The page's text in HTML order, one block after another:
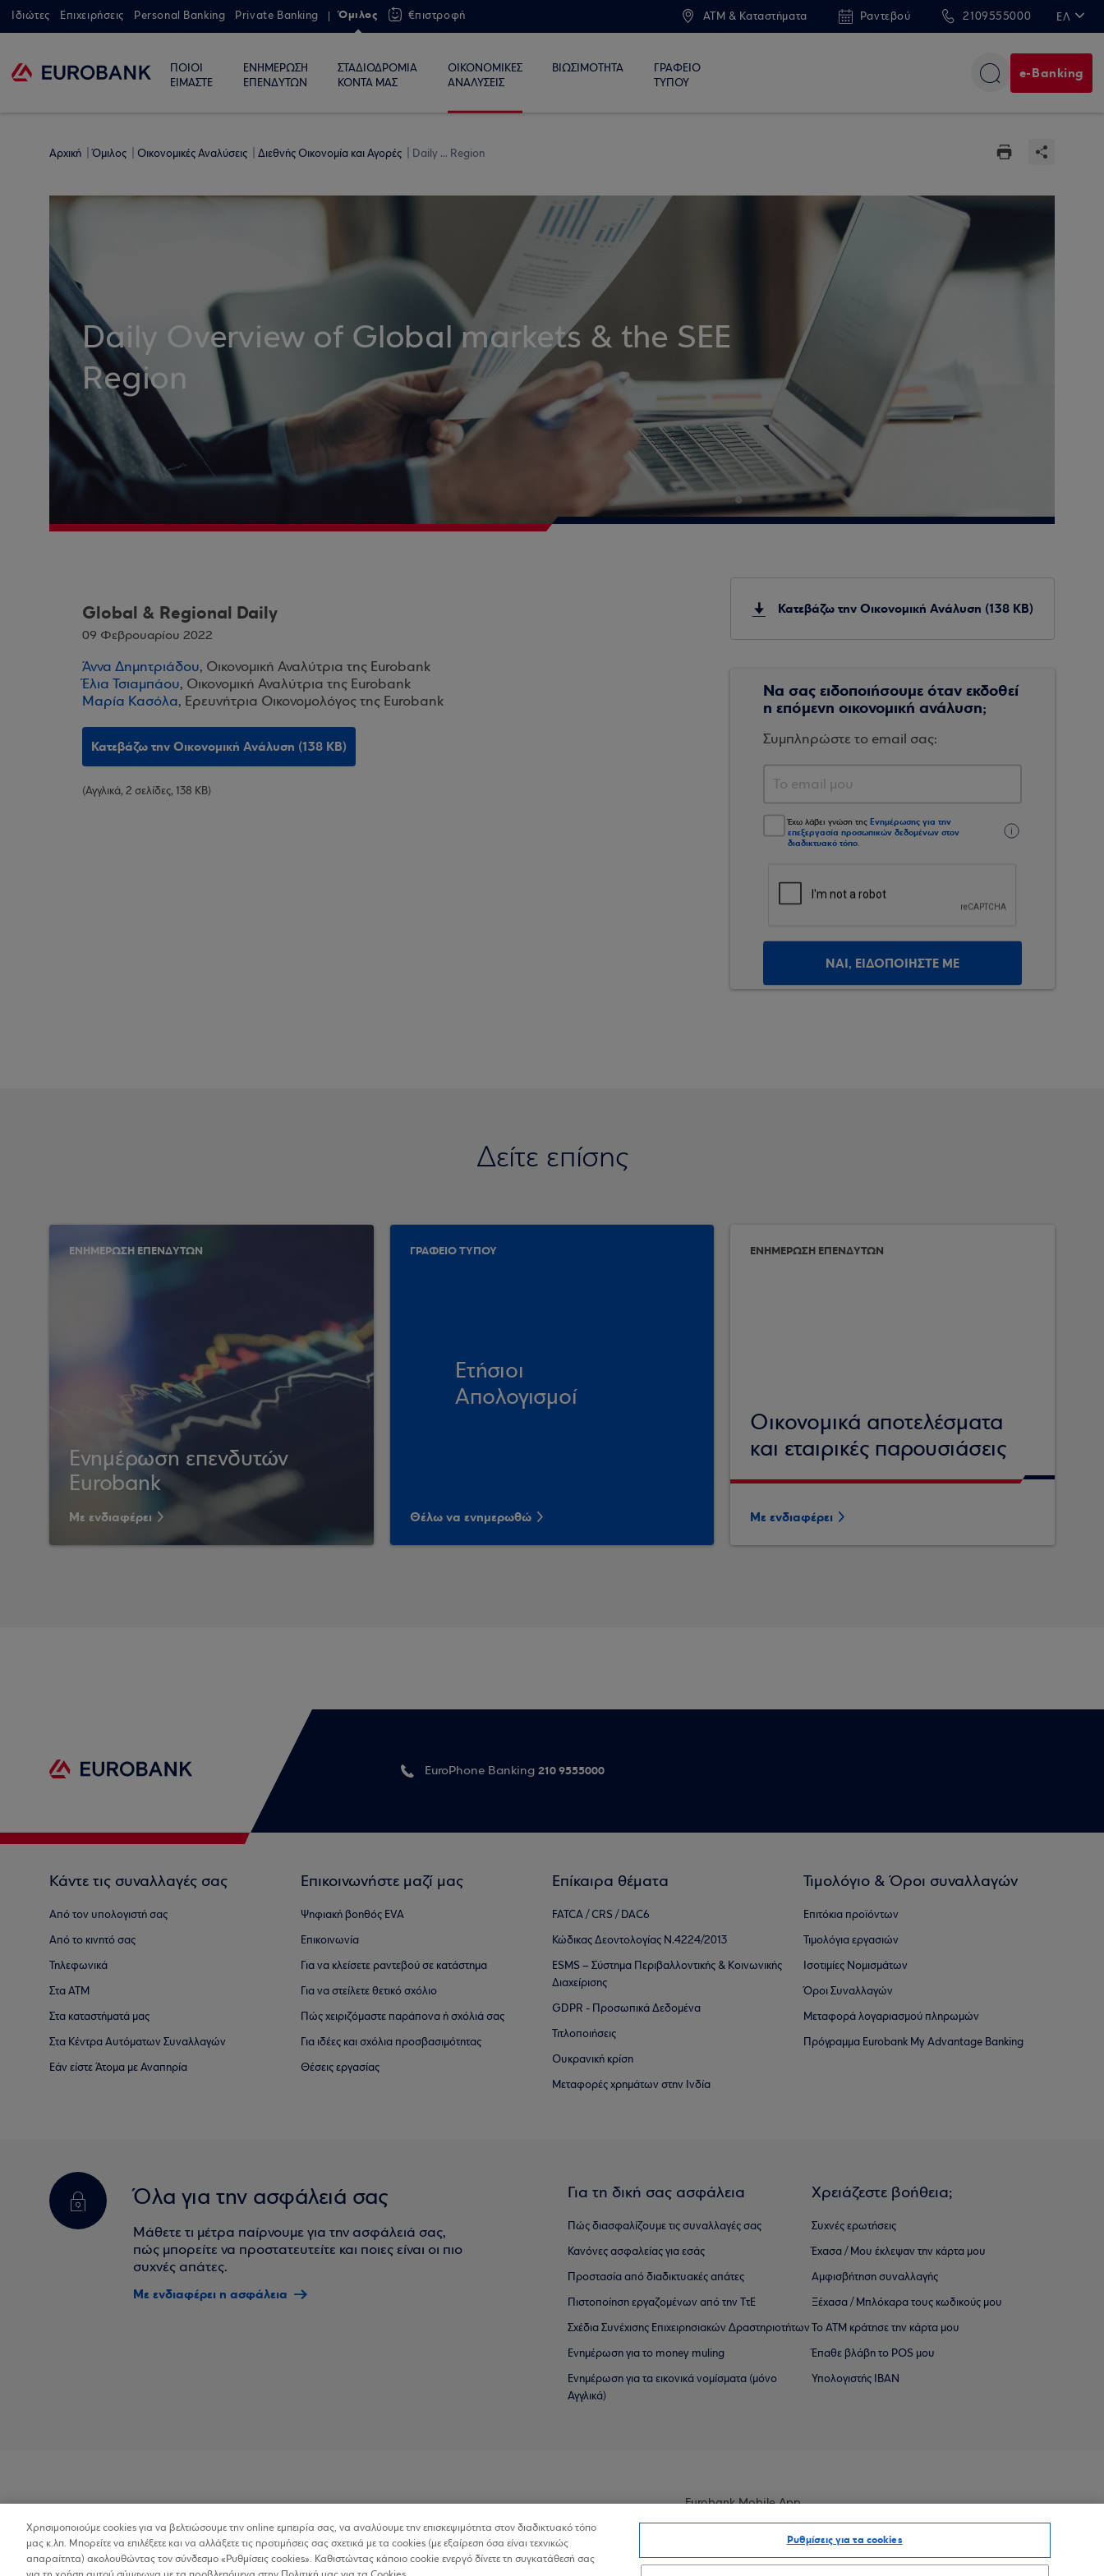
Ιδιώτες Επιχειρήσεις Personal Banking Private Banking Όμιλος €πιστροφή ATM & Καταστήματα Ραντεβού 2109555000 ΕΛ
ΠΟΙΟΙ
ΕΙΜΑΣΤΕ
ΕΝΗΜΕΡΩΣΗ
ΕΠΕΝΔΥΤΩΝ
ΣΤΑΔΙΟΔΡΟΜΙΑ
ΚΟΝΤΑ ΜΑΣ
ΟΙΚΟΝΟΜΙΚΕΣ
ΑΝΑΛΥΣΕΙΣ
ΒΙΩΣΙΜΟΤΗΤΑ
ΓΡΑΦΕΙΟ
ΤΥΠΟΥ
e-Banking
Αρχική Όμιλος Οικονομικές Αναλύσεις Διεθνής Οικονομία και Αγορές Daily ... Region
Daily Overview of Global markets & the SEE
Region
Global & Regional Daily
09 Φεβρουαρίου 2022
Άννα Δημητριάδου, Οικονομική Αναλύτρια της Eurobank
Έλια Τσιαμπάου, Οικονομική Αναλύτρια της Eurobank
Μαρία Κασόλα, Ερευνήτρια Οικονομολόγος της Eurobank
Κατεβάζω την Οικονομική Ανάλυση (138 KB)
(Αγγλικά, 2 σελίδες, 138 KB)
Κατεβάζω την Οικονομική Ανάλυση (138 KB)
Να σας ειδοποιήσουμε όταν εκδοθεί
η επόμενη οικονομική ανάλυση;
Συμπληρώστε το email σας:
Έχω λάβει γνώση της Ενημέρωσης για την
επεξεργασία προσωπικών δεδομένων στον
διαδικτυακό τόπο.
ΝΑΙ, ΕΙΔΟΠΟΙΗΣΤΕ ΜΕ
Δείτε επίσης
ΕΝΗΜΕΡΩΣΗ ΕΠΕΝΔΥΤΩΝ
Ενημέρωση επενδυτών
Eurobank
Με ενδιαφέρει
ΓΡΑΦΕΙΟ ΤΥΠΟΥ
Ετήσιοι
Απολογισμοί
Θέλω να ενημερωθώ
ΕΝΗΜΕΡΩΣΗ ΕΠΕΝΔΥΤΩΝ
Οικονομικά αποτελέσματα
και εταιρικές παρουσιάσεις
Με ενδιαφέρει
EuroPhone Banking 210 9555000
Κάντε τις συναλλαγές σας
Από τον υπολογιστή σας
Από το κινητό σας
Τηλεφωνικά
Στα ΑΤΜ
Στα καταστήματά μας
Στα Κέντρα Αυτόματων Συναλλαγών
Εάν είστε Άτομα με Αναπηρία
Επικοινωνήστε μαζί μας
Ψηφιακή βοηθός EVA
Επικοινωνία
Για να κλείσετε ραντεβού σε κατάστημα
Για να στείλετε θετικό σχόλιο
Πώς χειριζόμαστε παράπονα ή σχόλιά σας
Για ιδέες και σχόλια προσβασιμότητας
Θέσεις εργασίας
Επίκαιρα θέματα
FATCA / CRS / DAC6
Κώδικας Δεοντολογίας Ν.4224/2013
ESMS – Σύστημα Περιβαλλοντικής & Κοινωνικής
Διαχείρισης
GDPR - Προσωπικά Δεδομένα
Τιτλοποιήσεις
Ουκρανική κρίση
Μεταφορές χρημάτων στην Ινδία
Τιμολόγιο & Όροι συναλλαγών
Επιτόκια προϊόντων
Τιμολόγια εργασιών
Ισοτιμίες Νομισμάτων
Όροι Συναλλαγών
Μεταφορά λογαριασμού πληρωμών
Πρόγραμμα Eurobank My Advantage Banking
Όλα για την ασφάλειά σας
Μάθετε τι μέτρα παίρνουμε για την ασφάλειά σας,
πώς μπορείτε να προστατευτείτε και ποιες είναι οι πιο
συχνές απάτες.
Με ενδιαφέρει η ασφάλεια
Για τη δική σας ασφάλεια
Πώς διασφαλίζουμε τις συναλλαγές σας
Κανόνες ασφαλείας για εσάς
Προστασία από διαδικτυακές απάτες
Πιστοποίηση εργαζομένων από την ΤτΕ
Σχέδια Συνέχισης Επιχειρησιακών ∆ραστηριοτήτων
Ενημέρωση για το money muling
Ενημέρωση για τα εικονικά νομίσματα (μόνο
Αγγλικά)
Χρειάζεστε βοήθεια;
Συχνές ερωτήσεις
Έχασα / Μου έκλεψαν την κάρτα μου
Αμφισβήτηση συναλλαγής
Ξέχασα / Μπλόκαρα τους κωδικούς μου
Το ΑΤΜ κράτησε την κάρτα μου
Έπαθε βλάβη το POS μου
Υπολογιστής IBAN
Προσβασιμότητα
Eurobank Mobile App
Χρησιμοποιούμε cookies για να βελτιώσουμε την online εμπειρία σας, να αναλύουμε την επισκεψιμότητα στον διαδικτυακό τόπο
μας κ.λπ. Μπορείτε να επιλέξετε και να αλλάξετε τις προτιμήσεις σας σχετικά με τα cookies (με εξαίρεση όσα είναι τεχνικώς
απαραίτητα) ακολουθώντας τον σύνδεσμο «Ρυθμίσεις cookies». Καθιστώντας κάποιο cookie ενεργό δίνετε τη συγκατάθεσή σας
Ρυθμίσεις για τα cookies